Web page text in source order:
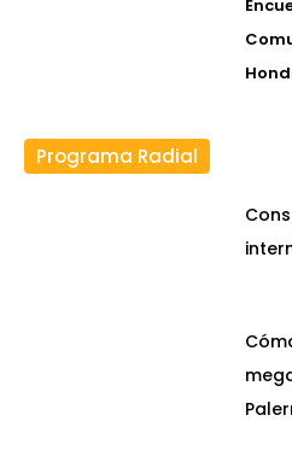
Programa Radial